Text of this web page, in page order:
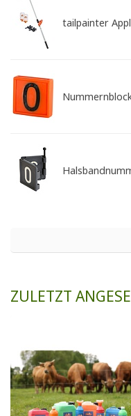
tailpainter
ZULETZT